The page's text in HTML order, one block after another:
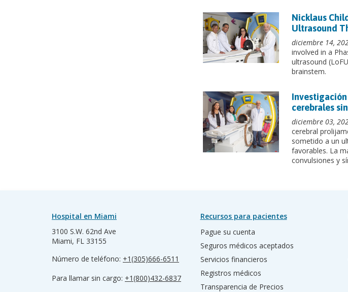
Nicklaus
Ultrasound
diciembre 14,
involved in a
ultrasound
brainstem.
cerebrales
diciembre 03,
cerebral
sometido a un
favorables. La
convulsiones y
Hospital en Miami
3100 S.W. 62nd Ave
Miami, FL 33155
Número de teléfono: +1(305)666-6511
Para llamar sin cargo: +1(800)432-6837
Recursos para pacientes
Pague su cuenta
Seguros médicos aceptados
Servicios financieros
Registros médicos
Transparencia de Precios